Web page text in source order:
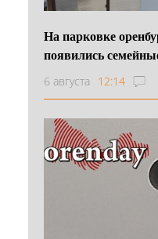
На парковке
появились
6 августа 12:14